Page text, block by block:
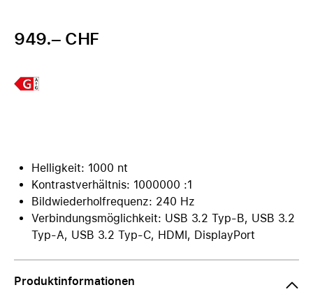
949.– CHF
Helligkeit: 1000 nt
Kontrastverhältnis: 1000000 :1
Bildwiederholfrequenz: 240 Hz
Verbindungsmöglichkeit: USB 3.2 Typ-B, USB 3.2
Typ-A, USB 3.2 Typ-C, HDMI, DisplayPort
Produktinformationen